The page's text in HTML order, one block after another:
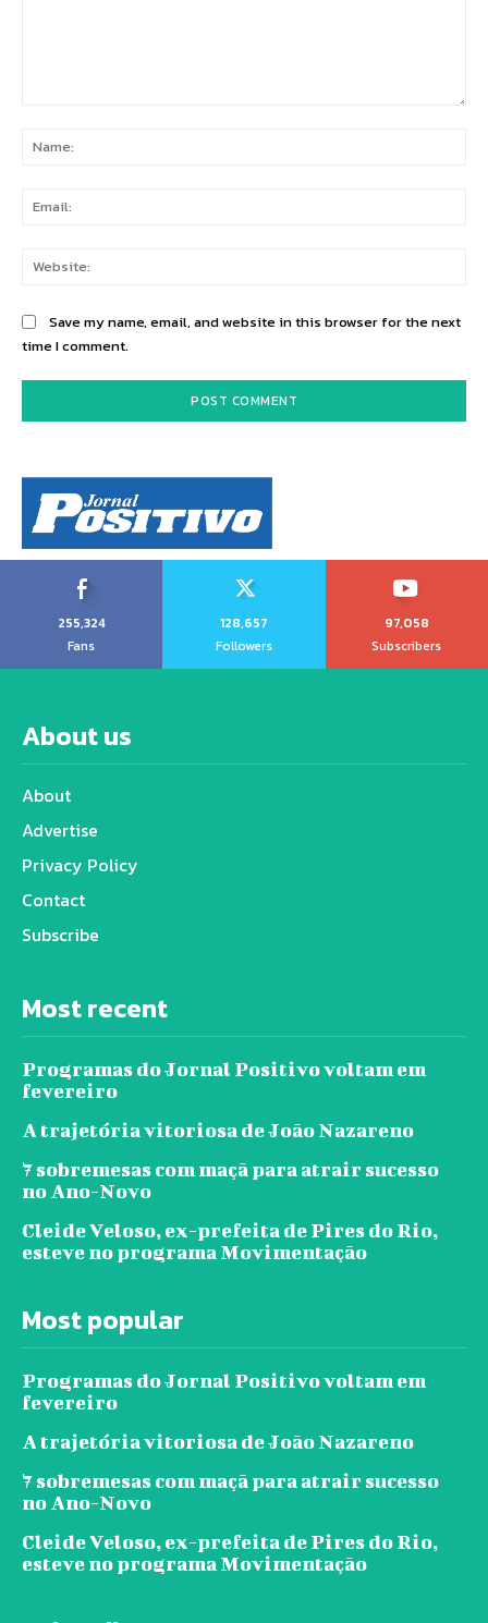
Save my name, email, and website in this browser for the next
time I comment.
255,324
Fans
128,657
Followers
97,058
Subscribers
About us
About
Advertise
Privacy Policy
Contact
Subscribe
Most recent
Programas do Jornal Positivo voltam em
fevereiro
A trajetória vitoriosa de João Nazareno
7 sobremesas com maçã para atrair sucesso
no Ano-Novo
Cleide Veloso, ex-prefeita de Pires do Rio,
esteve no programa Movimentação
Most popular
Programas do Jornal Positivo voltam em
fevereiro
A trajetória vitoriosa de João Nazareno
7 sobremesas com maçã para atrair sucesso
no Ano-Novo
Cleide Veloso, ex-prefeita de Pires do Rio,
esteve no programa Movimentação